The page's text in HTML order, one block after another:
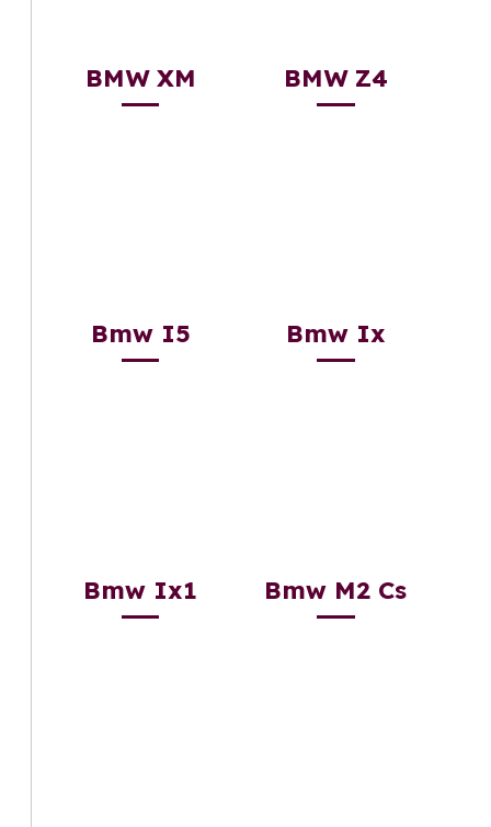
BMW XM BMW Z4
Bmw I5 Bmw Ix
Bmw Ix1 Bmw M2 Cs